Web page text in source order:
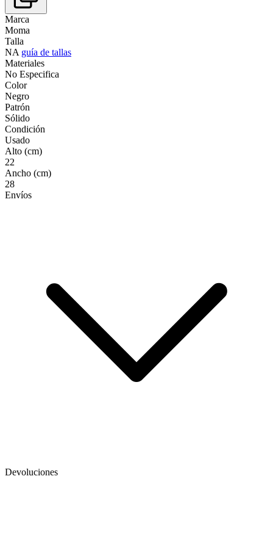
Marca
Moma
Talla
NA guía de tallas
Materiales
No Especifica
Color
Negro
Patrón
Sólido
Condición
Usado
Alto (cm)
22
Ancho (cm)
28
Envíos
Devoluciones